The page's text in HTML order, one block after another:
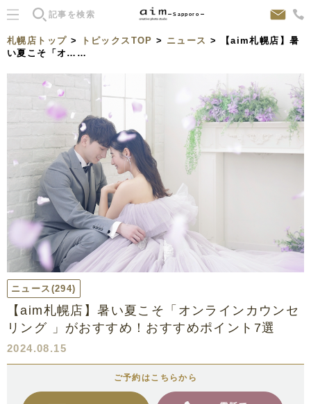
Sapporo
札幌店トップ > トピックスTOP > ニュース > 【aim札幌店】暑
い夏こそ「オ……
ニュース (294)
【aim札幌店】暑い夏こそ「オンラインカウンセ
リング 」がおすすめ！おすすめポイント7選
2024.08.15
ご予約はこちらから